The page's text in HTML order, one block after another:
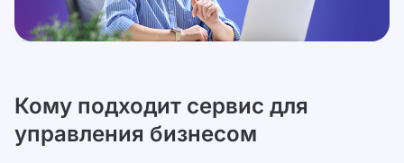
Кому подходит сервис для
управления бизнесом